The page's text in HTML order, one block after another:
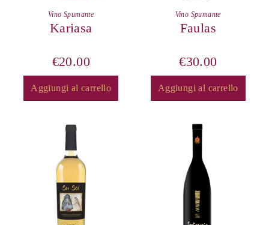
Vino Spumante
Kariasa
€20.00
Aggiungi al carrello
Vino Spumante
Faulas
€30.00
Aggiungi al carrello